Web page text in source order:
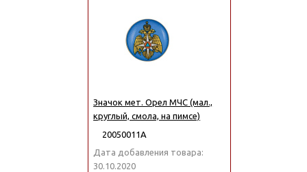
Значок мет. Орел МЧС (мал.,
круглый, смола, на пимсе)
20050011А
Дата добавления товара:
30.10.2020